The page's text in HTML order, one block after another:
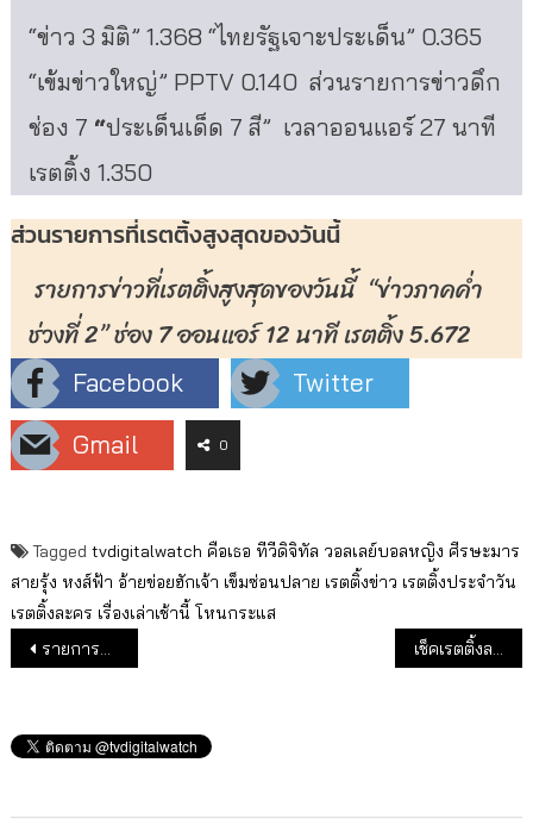
“ข่าว 3 มิติ” 1.368 “ไทยรัฐเจาะประเด็น” 0.365
“เข้มข่าวใหญ่” PPTV 0.140 ส่วนรายการข่าวดึก
ช่อง 7 “ประเด็นเด็ด 7 สี” เวลาออนแอร์ 27 นาที
เรตติ้ง 1.350
ส่วนรายการที่เรตติ้งสูงสุดของวันนี้
รายการข่าวที่เรตติ้งสูงสุดของวันนี้ “ข่าวภาคค่ำ
ช่วงที่ 2” ช่อง 7 ออนแอร์ 12 นาที เรตติ้ง 5.672
Facebook
Twitter
Gmail
0
Tagged tvdigitalwatch คือเธอ ทีวีดิจิทัล วอลเลย์บอลหญิง ศีรษะมาร
สายรุ้ง หงส์ฟ้า อ้ายข่อยฮักเจ้า เข็มซ่อนปลาย เรตติ้งข่าว เรตติ้งประจำวัน
เรตติ้งละคร เรื่องเล่าเช้านี้ โหนกระแส
แนะแนวเรื่อง
รายการทีวีดิจิทัล ผลงานดี เรตติ้งเด่น (23 ส.ค.65) เช็คเรตติ้งละคร ข่าวเด่นประจำวัน (25 ส.ค.65)